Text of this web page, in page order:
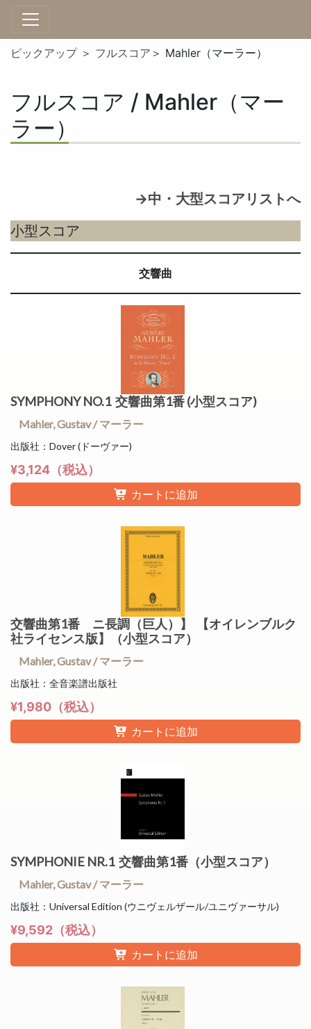
ピックアップ ＞ フルスコア ＞ Mahler（マーラー）
フルスコア / Mahler（マー
ラー）
→中・大型スコアリストへ
小型スコア
交響曲
SYMPHONY NO.1 交響曲第1番 (小型スコア)
Mahler, Gustav / マーラー
出版社：Dover (ドーヴァー)
¥3,124（税込）
カートに追加
交響曲第1番 ニ長調（巨人）】 【オイレンブルク
社ライセンス版】（小型スコア）
Mahler, Gustav / マーラー
出版社：全音楽譜出版社
¥1,980（税込）
カートに追加
SYMPHONIE NR.1 交響曲第1番（小型スコア）
Mahler, Gustav / マーラー
出版社：Universal Edition (ウニヴェルザール/ユニヴァーサル)
¥9,592（税込）
カートに追加